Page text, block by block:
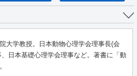
大学教授。日本動物心理学会理事長(会
日本基礎心理学会理事など。著書に「動